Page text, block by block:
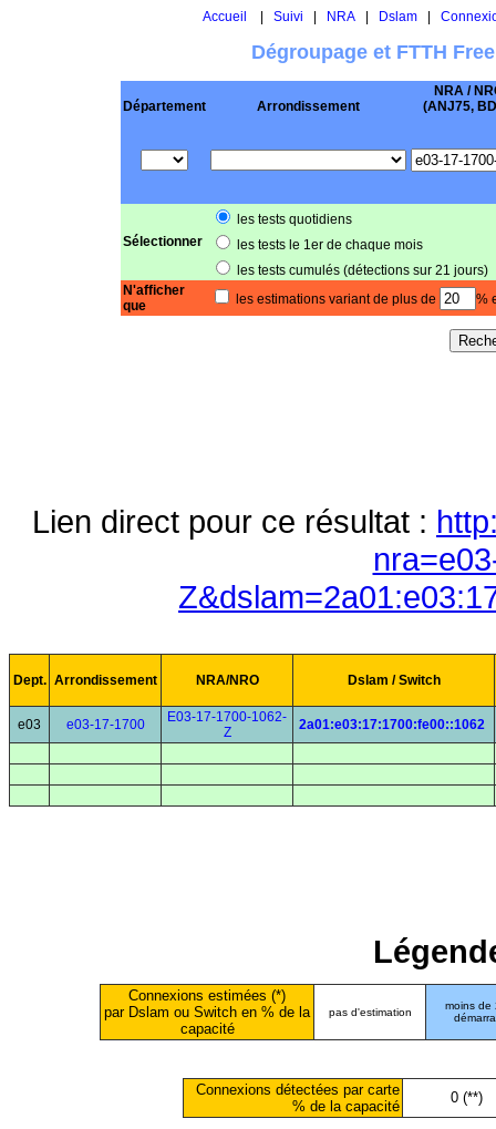
Accueil Suivi NRA| Dslam|
Dégroupage et FTTH
Département Arrondissement
NRA /
(ANJ75,
Sélectionner
les tests quotidiens
les tests le 1er de chaque mois
les tests cumulés (détections sur 21 jours)
N'afficher
que
les estimations variant de plus de %
Lien direct pour ce résultat :
Dept. Arrondissement NRA/NRO Dslam / Switch
e03 e03-17-1700
E03-17-1700-1062-
Z
2a01:e03:17:1700:fe00::1062
Connexions estimées (*)
par Dslam ou Switch en % de la
capacité
pas d'estimation
moins de
Connexions détectées par carte
% de la capacité
0 (**)